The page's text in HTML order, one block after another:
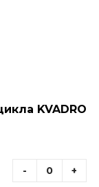
KVADRO
- +